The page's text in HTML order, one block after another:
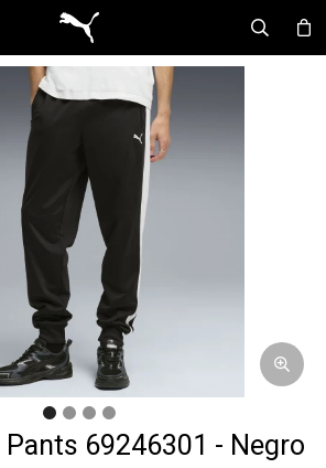
Pants 69246301 - Negro